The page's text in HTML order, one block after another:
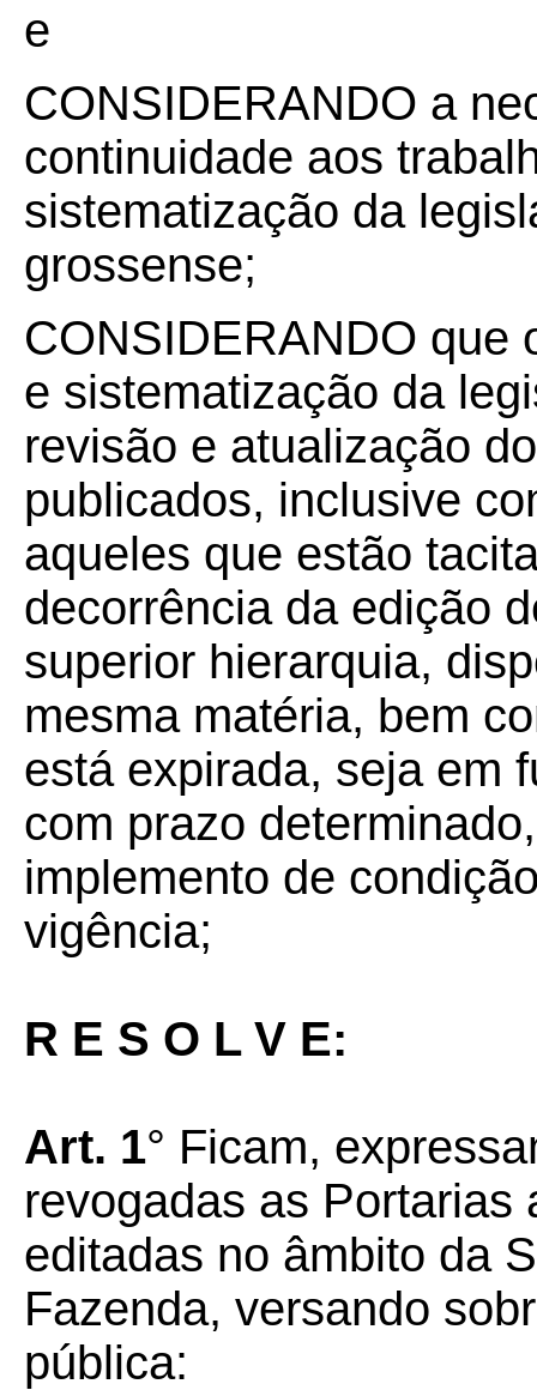
e
CONSIDERANDO a
continuidade aos
sistematização da
grossense;
CONSIDERANDO que
e sistematização da
revisão e atualização
publicados, inclusive
aqueles que estão
decorrência da edição
superior hierarquia,
mesma matéria, bem
está expirada, seja em
com prazo
implemento de
vigência;
R E S O L V E:
Art. 1° Ficam,
revogadas as Portarias
editadas no âmbito da
Fazenda, versando
pública: